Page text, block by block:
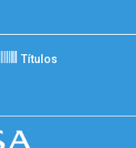
Títulos